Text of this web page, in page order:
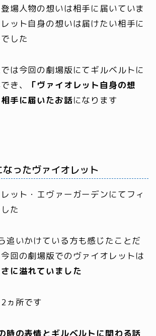
場人物の想いは相手に届いていま
ット自身の想いは届けたい相手に
した
は今回の劇場版にてギルベルトに
き、
「ヴァイオレット自身の想
手に届いたお話になります
ったヴァイオレット
ット・エヴァーガーデンにてフィ
た
追いかけている方も感じたことだ
回の劇場版でのヴァイオレットは
に溢れていました
ヵ所です
時の表情とギルベルトに関わる話